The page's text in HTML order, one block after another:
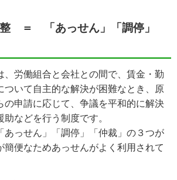
＝ 「あっせん」「調停」
、労働組合と会社との間で、賃金・勤
ついて自主的な解決が困難なとき、原
の申請に応じて、争議を平和的に解決
などを行う制度です。
あっせん」「調停」「仲裁」の３つが
簡便なためあっせんがよく利用されて